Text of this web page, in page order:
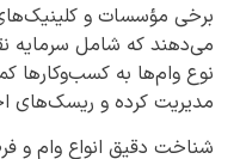
برخی مؤسسات و
می‌دهند که شامل
نوع وام‌ها به کسب‌وکارها
مدیریت کرده و ریسک‌های
شناخت دقیق انواع وام و